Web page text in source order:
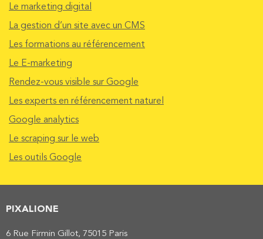
Le marketing digital
La gestion d’un site avec un CMS
Les formations au référencement
Le E-marketing
Rendez-vous visible sur Google
Les experts en référencement naturel
Google analytics
Le scraping sur le web
Les outils Google
PIXALIONE
6 Rue Firmin Gillot, 75015 Paris